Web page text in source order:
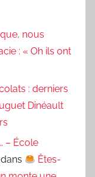
nous
: « Oh ils ont
: derniers
Dinéault
– École
dans
Êtes-